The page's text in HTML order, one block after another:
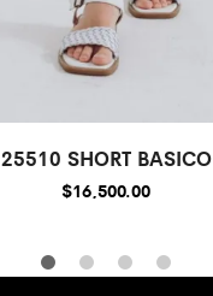
25510 SHORT BASICO
$16,500.00